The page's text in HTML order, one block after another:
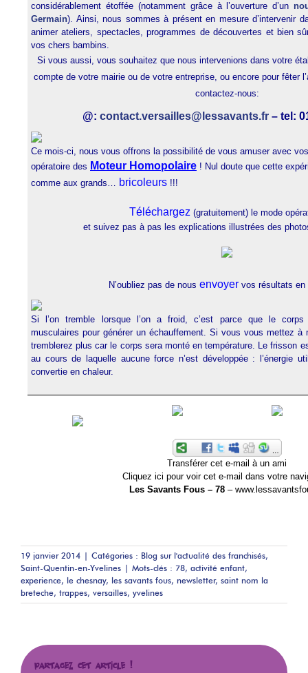
considérablement étoffée (notamment grâce à l’ouverture d’un
Germain). Ainsi, nous sommes à présent en mesure d’intervenir
animer ateliers, spectacles, programmes de découvertes et bien
vos chers bambins.
Si vous aussi, vous souhaitez que nous intervenions dans votre
compte de votre mairie ou de votre entreprise, ou encore pour fêter
contactez-nous:
@: contact.versailles@lessavants.fr– tel:
Ce mois-ci, nous vous offrons la possibilité de vous amuser avec
opératoire des Moteur Homopolaire ! Nul doute que cette
comme aux grands… bricoleurs !!!
Téléchargez (gratuitement) le mode
et suivez pas à pas les explications illustrées des
N’oubliez pas de nous envoyer vos résultats en
Si l’on tremble lorsque l’on a froid, c’est parce que le corps
musculaires pour générer un échauffement. Si vous vous mettez à
tremblerez plus car le corps sera monté en température. Le frisson
au cours de laquelle aucune force n’est développée : l’énergie
convertie en chaleur.
Transférer cet e-mail à un ami
Cliquez ici pour voir cet e-mail dans votre
Les Savants Fous – 78 –
19 janvier 2014 | Catégories : Blog sur l'actualité des franchisés,
Saint-Quentin-en-Yvelines | Mots-clés : 78, activité enfant,
experience, le chesnay, les savants fous, newsletter, saint nom la
breteche, trappes, versailles, yvelines
Partagez cet article !